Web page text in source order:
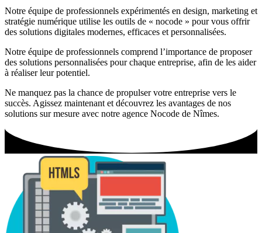
Notre équipe de professionnels expérimentés en design, marketing et
stratégie numérique utilise les outils de « nocode » pour vous offrir
des solutions digitales modernes, efficaces et personnalisées.
Notre équipe de professionnels comprend l’importance de proposer
des solutions personnalisées pour chaque entreprise, afin de les aider
à réaliser leur potentiel.
Ne manquez pas la chance de propulser votre entreprise vers le
succès. Agissez maintenant et découvrez les avantages de nos
solutions sur mesure avec notre agence Nocode de Nîmes.